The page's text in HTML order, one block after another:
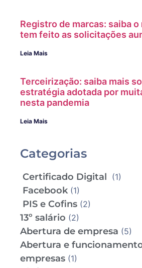
Registro de marcas: saiba
tem feito as solicitações
Leia Mais
Terceirização: saiba mais
estratégia adotada por
nesta pandemia
Leia Mais
Categorias
Certificado Digital (1)
Facebook(1)
PIS e Cofins (2)
13º salário (2)
Abertura de empresa (5)
Abertura e
empresas (1)